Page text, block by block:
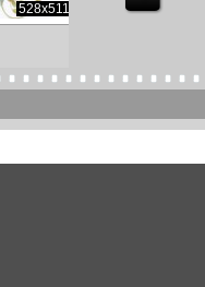
528x511
669x568